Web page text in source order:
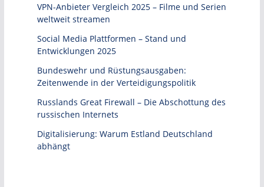
VPN-Anbieter Vergleich 2025 – Filme und Serien
weltweit streamen
Social Media Plattformen – Stand und
Entwicklungen 2025
Bundeswehr und Rüstungsausgaben:
Zeitenwende in der Verteidigungspolitik
Russlands Great Firewall – Die Abschottung des
russischen Internets
Digitalisierung: Warum Estland Deutschland
abhängt